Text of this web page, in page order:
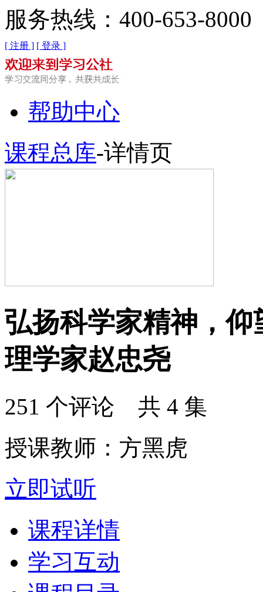
服务热线：400-653-8000
[ 注册 ] [ 登录 ]
帮助中心
课程总库-详情页
弘扬科学家精神，
理学家赵忠尧
251 个评论 共 4 集
授课教师：方黑虎
立即试听
课程详情
学习互动